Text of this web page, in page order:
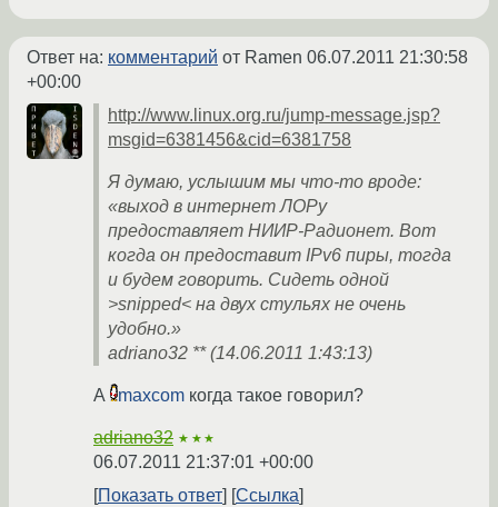
Ответ на: комментарий от Ramen 06.07.2011 21:30:58
+00:00
http://www.linux.org.ru/jump-message.jsp?
msgid=6381456&cid=6381758
Я думаю, услышим мы что-то вроде:
«выход в интернет ЛОРу
предоставляет НИИР-Радионет. Вот
когда он предоставит IPv6 пиры, тогда
и будем говорить. Сидеть одной
>snipped< на двух стульях не очень
удобно.»
adriano32 ** (14.06.2011 1:43:13)
А maxcom когда такое говорил?
adriano32 ★★★
06.07.2011 21:37:01 +00:00
Показать ответ
Ссылка